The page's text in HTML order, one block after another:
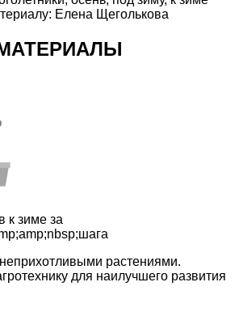
Елена Щеголькова
к зиме за
растениями.
для наилучшего развития